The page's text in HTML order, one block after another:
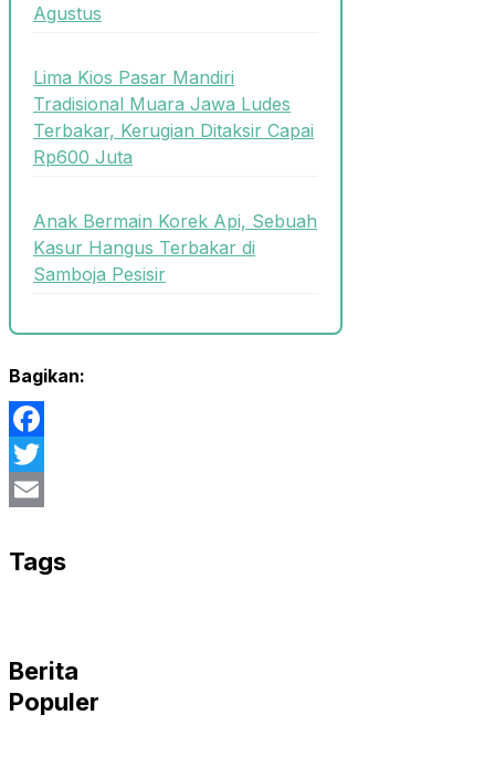
Agustus
Lima Kios Pasar Mandiri
Tradisional Muara Jawa Ludes
Terbakar, Kerugian Ditaksir Capai
Rp600 Juta
Anak Bermain Korek Api, Sebuah
Kasur Hangus Terbakar di
Samboja Pesisir
Bagikan:
Facebook
Twitter
Tags
Berita
Populer